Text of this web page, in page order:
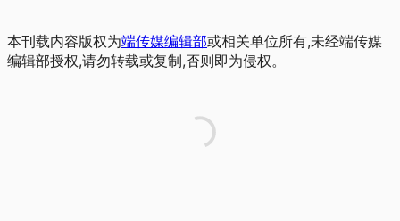
本刊载内容版权为端传媒编辑部或相关单位所有,未经端传媒
编辑部授权,请勿转载或复制,否则即为侵权。